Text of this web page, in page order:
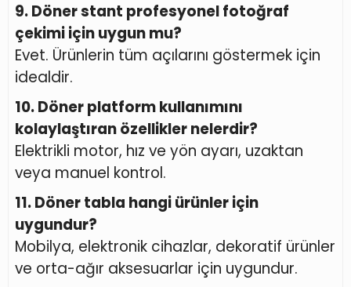
9. Döner stant profesyonel fotoğraf
çekimi için uygun mu?
Evet. Ürünlerin tüm açılarını göstermek için
idealdir.
10. Döner platform kullanımını
kolaylaştıran özellikler nelerdir?
Elektrikli motor, hız ve yön ayarı, uzaktan
veya manuel kontrol.
11. Döner tabla hangi ürünler için
uygundur?
Mobilya, elektronik cihazlar, dekoratif ürünler
ve orta-ağır aksesuarlar için uygundur.